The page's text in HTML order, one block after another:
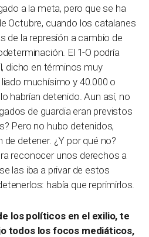
a la meta, pero que se ha
Octubre, cuando los catalanes
de la represión a cambio de
El 1-O podría
dicho en términos muy
muchísimo y 40.000 o
habrían detenido. Aun así, no
de guardia eran previstos
Pero no hubo detenidos,
detener. ¿Y por qué no?
reconocer unos derechos a
las iba a privar de estos
había que reprimirlos.
los políticos en el exilio, te
todos los focos mediáticos,